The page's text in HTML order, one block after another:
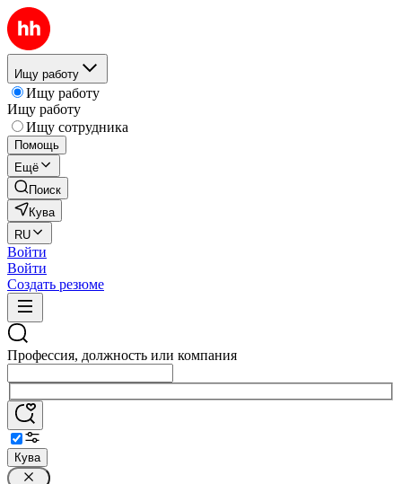
Ищу работу
Ищу работу
Ищу работу
Ищу сотрудника
Помощь
Ещё
Поиск
Кува
RU
Войти
Войти
Создать резюме
Профессия, должность или компания
Кува